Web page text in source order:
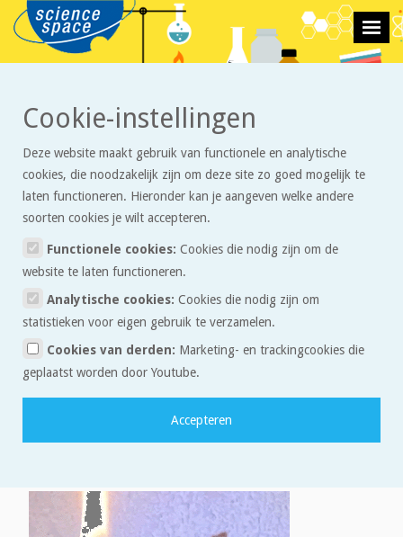
Stoffen en reacties Opdrachten
Opgaven Alfabetisch Meest recent
Zeeman verkoopt diamant uit
het lab voor een prikkie
Cookie-instellingen
Deze website maakt gebruik van functionele en analytische
cookies, die noodzakelijk zijn om deze site zo goed mogelijk te
laten functioneren. Hieronder kan je aangeven welke andere
soorten cookies je wilt accepteren.
Functionele cookies: Cookies die nodig zijn om de
website te laten functioneren.
Analytische cookies: Cookies die nodig zijn om
statistieken voor eigen gebruik te verzamelen.
Cookies van derden: Marketing- en trackingcookies die
geplaatst worden door Youtube.